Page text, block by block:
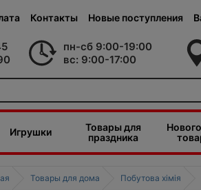
Контакты Новые поступления
пн-сб 9:00-19:00
вс: 9:00-17:00
Игрушки
Товары для
праздника
Товары для дома Побутова хімія